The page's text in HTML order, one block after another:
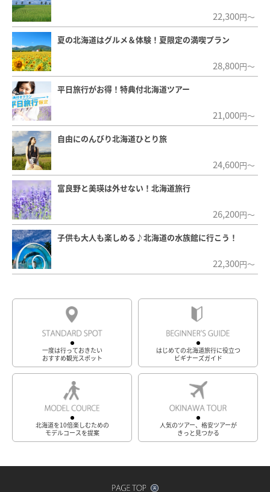
22,300円～
夏の北海道はグルメ＆体験！夏限定の満喫プラン
28,800円～
平日旅行がお得！特典付北海道ツアー
21,000円～
自由にのんびり北海道ひとり旅
24,600円～
富良野と美瑛は外せない！北海道旅行
26,200円～
子供も大人も楽しめる♪北海道の水族館に行こう！
22,300円～
一度は行っておきたい
おすすめ観光スポット
はじめての北海道旅行に役立つ
ビギナーズガイド
北海道を10倍楽しむための
モデルコースを提案
人気のツアー、格安ツアーが
きっと見つかる